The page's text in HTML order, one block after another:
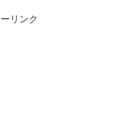
リンク